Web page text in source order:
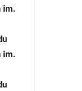
im.
im.